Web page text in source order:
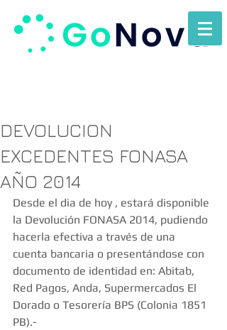
DEVOLUCION
EXCEDENTES FONASA
AÑO 2014
Desde el dia de hoy , estará disponible
la Devolución FONASA 2014, pudiendo
hacerla efectiva a través de una
cuenta bancaria o presentándose con
documento de identidad en: Abitab,
Red Pagos, Anda, Supermercados El
Dorado o Tesorería BPS (Colonia 1851
PB).-